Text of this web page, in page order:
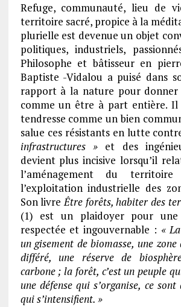
Refuge, communauté, lieu de
territoire sacré, propice à la
plurielle est devenue un objet
politiques, industriels,
Philosophe et bâtisseur en
Baptiste -Vidalou a puisé dans
rapport à la nature pour
comme un être à part entière.
tendresse comme un bien
salue ces résistants en lutte
infrastructures »et des
devient plus incisive lorsqu’il
l’aménagement du
l’exploitation industrielle des
Son livreÊtre forêts, habiter des
(1) est un plaidoyer pour
respectée et ingouvernable : «
un gisement de biomasse, une zone
différé, une réserve de
carbone ; la forêt, c’est un peuple
une défense qui s’organise, ce
qui s’intensifient. »